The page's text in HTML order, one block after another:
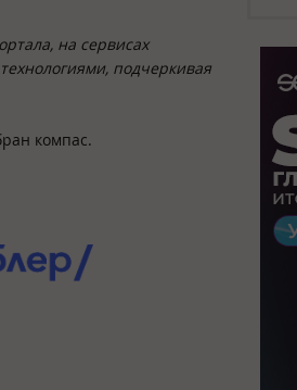
на сервисах
подчеркивая
компас.